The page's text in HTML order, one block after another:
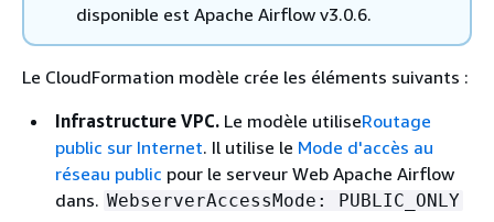
disponible est Apache Airflow v3.0.6.
Le CloudFormation modèle crée les éléments suivants :
Infrastructure VPC. Le modèle utiliseRoutage
public sur Internet. Il utilise le Mode d'accès au
réseau public pour le serveur Web Apache Airflow
dans. WebserverAccessMode: PUBLIC_ONLY